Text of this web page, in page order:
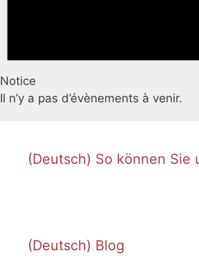
Notice
Il n’y a pas d’évènements à venir.
(Deutsch) So können Sie
(Deutsch) Blog